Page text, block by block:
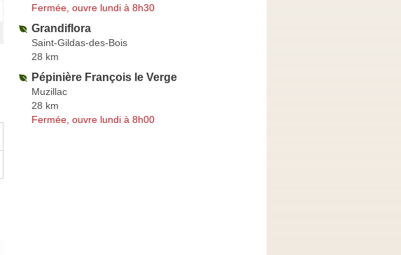
Fermée, ouvre lundi à 8h30
Grandiflora
Saint-Gildas-des-Bois
28 km
Pépinière François le Verge
Muzillac
28 km
Fermée, ouvre lundi à 8h00